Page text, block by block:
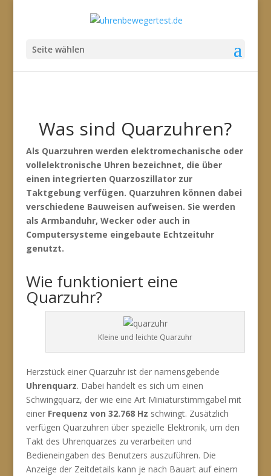
Seite wählen
Was sind Quarzuhren?
Als Quarzuhren werden elektromechanische oder
vollelektronische Uhren bezeichnet, die über
einen integrierten Quarzoszillator zur
Taktgebung verfügen. Quarzuhren können dabei
verschiedene Bauweisen aufweisen. Sie werden
als Armbanduhr, Wecker oder auch in
Computersysteme eingebaute Echtzeituhr
genutzt.
Wie funktioniert eine
Quarzuhr?
Kleine und leichte Quarzuhr
Herzstück einer Quarzuhr ist der namensgebende
Uhrenquarz. Dabei handelt es sich um einen
Schwingquarz, der wie eine Art Miniaturstimmgabel mit
einerFrequenz von 32.768 Hz schwingt. Zusätzlich
verfügen Quarzuhren über spezielle Elektronik, um den
Takt des Uhrenquarzes zu verarbeiten und
Bedieneingaben des Benutzers auszuführen. Die
Anzeige der Zeitdetails kann je nach Bauart auf einem